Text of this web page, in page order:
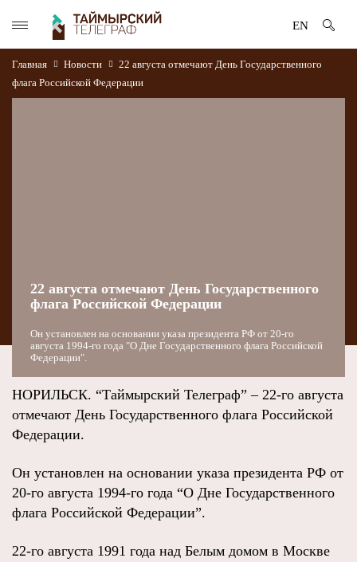
EN
Главная Новости
22 августа отмечают День Государственного
флага Российской Федерации
22 августа отмечают День Государственного
флага Российской Федерации
Он установлен на основании указа президента РФ от 20-го
августа 1994-го года "О Дне Государственного флага Российской
Федерации".
НОРИЛЬСК. “Таймырский Телеграф” – 22-го августа
отмечают День Государственного флага Российской
Федерации.
Он установлен на основании указа президента РФ от
20-го августа 1994-го года “О Дне Государственного
флага Российской Федерации”.
22-го августа 1991 года над Белым домом в Москве